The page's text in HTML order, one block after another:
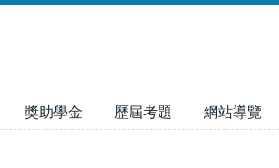
獎助學金 歷屆考題 網站導覽